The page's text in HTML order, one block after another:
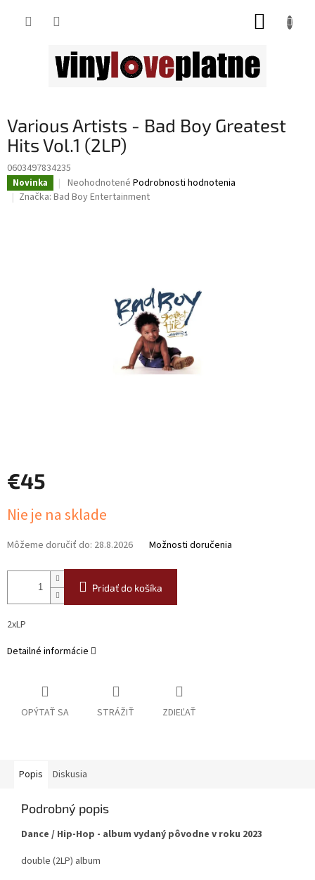
Various Artists - Bad Boy Greatest
Hits Vol.1 (2LP)
0603497834235
Novinka
Priemerné
hodnotenie
Neohodnotené Podrobnosti hodnotenia
Značka: Bad Boy Entertainment
€45
cena:
Nie je na sklade
Môžeme doručiť do: 28.8.2026 Možnosti doručenia
Pridať do košíka
2xLP
Detailné informácie
OPÝTAŤ SA STRÁŽIŤ ZDIEĽAŤ
Popis Diskusia
Podrobný popis
Dance / Hip-Hop - album vydaný pôvodne v roku 2023
double (2LP) album